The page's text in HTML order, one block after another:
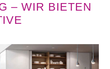
– WIR BIETEN